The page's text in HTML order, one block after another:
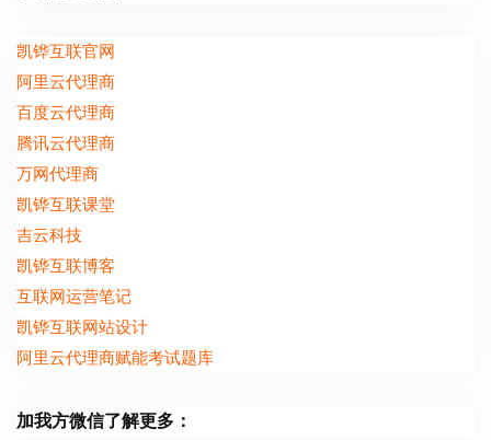
凯铧互联官网
阿里云代理商
百度云代理商
腾讯云代理商
万网代理商
凯铧互联课堂
吉云科技
凯铧互联博客
互联网运营笔记
凯铧互联网站设计
阿里云代理商赋能考试题库
加我方微信了解更多：